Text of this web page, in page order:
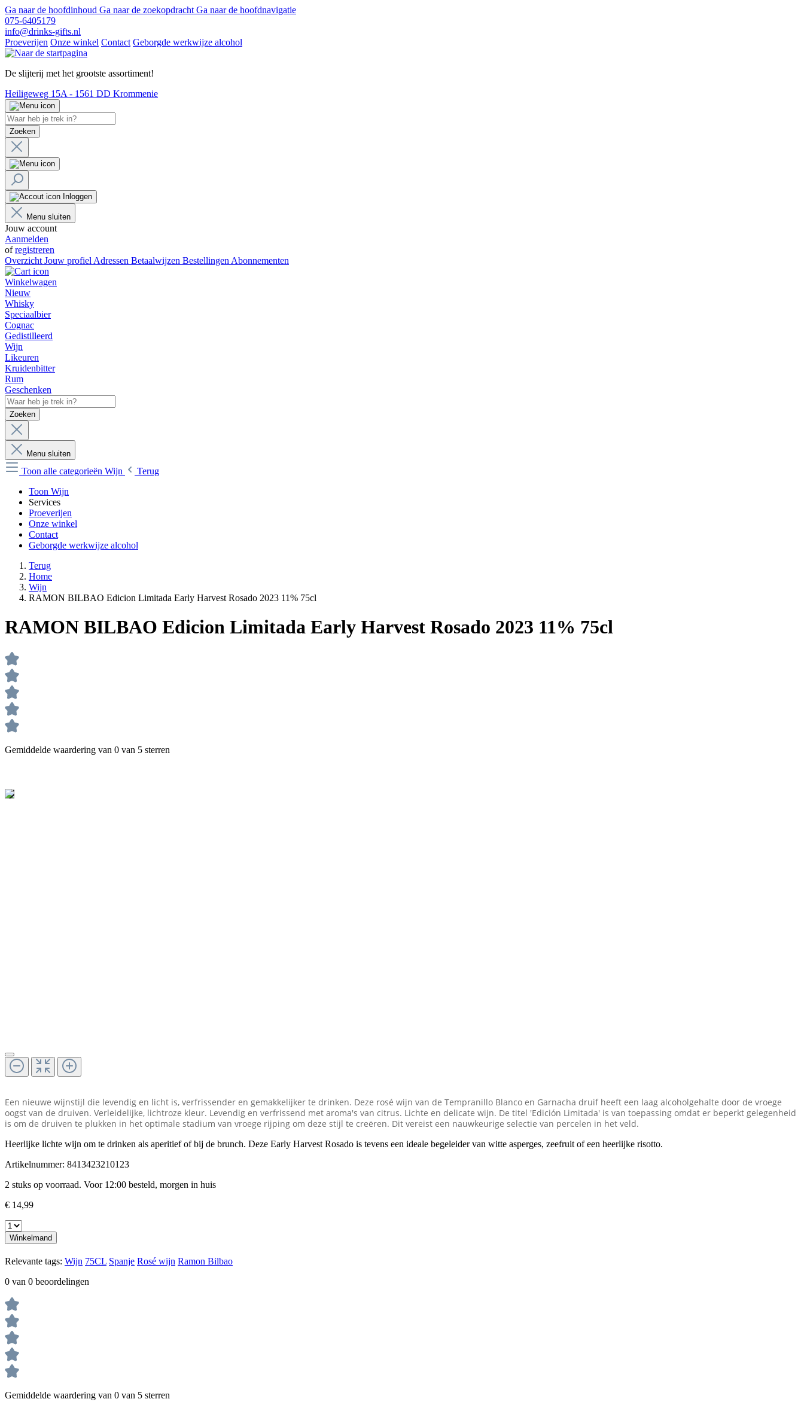
Ga naar de hoofdinhoud Ga naar de zoekopdracht Ga naar de hoofdnavigatie
075-6405179
info@drinks-gifts.nl
Proeverijen Onze winkel Contact Geborgde werkwijze alcohol
De slijterij met het grootste assortiment!
Heiligeweg 15A - 1561 DD Krommenie
Zoeken
Inloggen
Menu sluiten
Jouw account
Aanmelden
ofregistreren
Overzicht Jouw profiel Adressen Betaalwijzen Bestellingen Abonnementen
Winkelwagen
Nieuw
Whisky
Speciaalbier
Cognac
Gedistilleerd
Wijn
Likeuren
Kruidenbitter
Rum
Geschenken
Zoeken
Menu sluiten
Toon alle categorieën Wijn
Terug
Toon Wijn
Services
Proeverijen
Onze winkel
Contact
Geborgde werkwijze alcohol
Terug
Home
Wijn
RAMON BILBAO Edicion Limitada Early Harvest Rosado 2023 11% 75cl
RAMON BILBAO Edicion Limitada Early Harvest Rosado 2023 11% 75cl
Gemiddelde waardering van 0 van 5 sterren
Een nieuwe wijnstijl die levendig en licht is, verfrissender en gemakkelijker te drinken. Deze rosé wijn van de Tempranillo Blanco en Garnacha druif heeft een laag alcoholgehalte door de vroege
oogst van de druiven. Verleidelijke, lichtroze kleur. Levendig en verfrissend met aroma's van citrus. Lichte en delicate wijn. De titel 'Edición Limitada' is van toepassing omdat er beperkt gelegenheid
is om de druiven te plukken in het optimale stadium van vroege rijping om deze stijl te creëren. Dit vereist een nauwkeurige selectie van percelen in het veld.
Heerlijke lichte wijn om te drinken als aperitief of bij de brunch. Deze Early Harvest Rosado is tevens een ideale begeleider van witte asperges, zeefruit of een heerlijke risotto.
Artikelnummer: 8413423210123
2 stuks op voorraad. Voor 12:00 besteld, morgen in huis
€ 14,99
Winkelmand
Relevante tags: Wijn 75CL Spanje Rosé wijn Ramon Bilbao
0 van 0 beoordelingen
Gemiddelde waardering van 0 van 5 sterren